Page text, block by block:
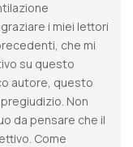
i miei lettori
che mi
su questo
autore, questo
Non
da pensare che il
Come